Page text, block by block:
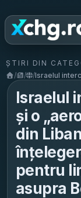
ȘTIRI DIN
/
/ /Israelul
Israelul
și o
din
pentru
asupra